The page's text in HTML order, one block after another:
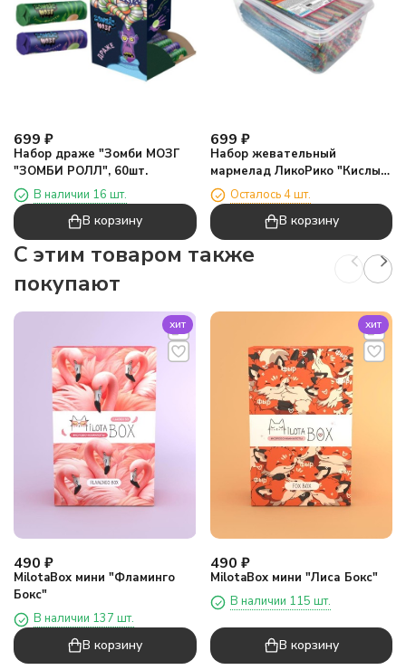
699 ₽
Набор драже "Зомби МОЗГ
"ЗОМБИ РОЛЛ", 60шт.
В наличии 16 шт.
В корзину
699 ₽
Набор жевательный
мармелад ЛикоРико "Кислые
ремешки Радуга" 100шт.
Осталось 4 шт.
В корзину
C этим товаром также
покупают
хит
490 ₽
MilotaBox мини "Фламинго
Бокс"
В наличии 137 шт.
В корзину
хит
490 ₽
MilotaBox мини "Лиса Бокс"
В наличии 115 шт.
В корзину